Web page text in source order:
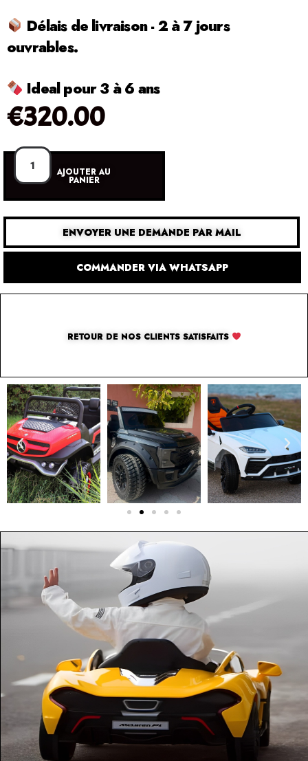
Délais de livraison - 2 à 7 jours
ouvrables.
Ideal pour 3 à 6 ans
€320.00
AJOUTER AU
PANIER
ENVOYER UNE DEMANDE PAR MAIL
COMMANDER VIA WHATSAPP
RETOUR DE NOS CLIENTS SATISFAITS